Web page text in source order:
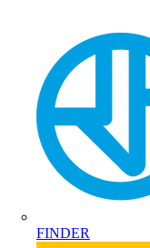
FINDER